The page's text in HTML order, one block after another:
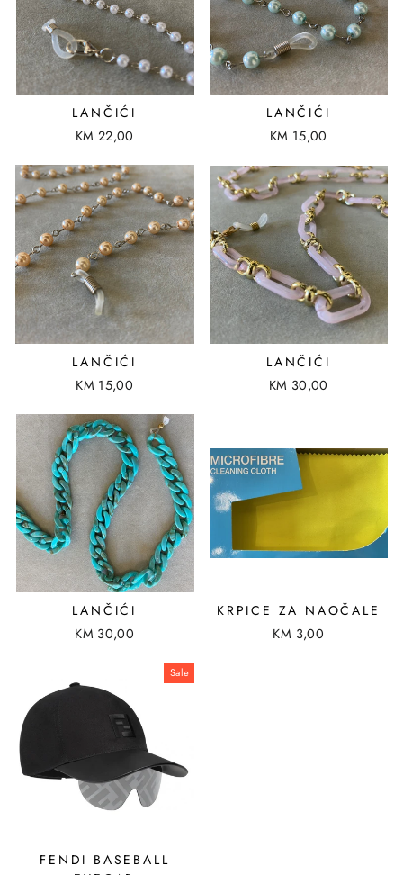
LANČIĆI
KM 22,00
LANČIĆI
KM 15,00
LANČIĆI
KM 15,00
LANČIĆI
KM 30,00
LANČIĆI
KM 30,00
KRPICE ZA NAOČALE
KM 3,00
Sale
FENDI BASEBALL